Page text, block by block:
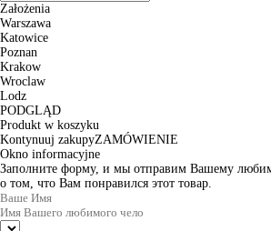
Założenia
Warszawa
Katowice
Poznan
Krakow
Wroclaw
Lodz
PODGLĄD
Produkt w koszyku
Kontynuuj zakupyZAMÓWIENIE
Okno informacyjne
Заполните форму, и мы отправим Вашему
о том, что Вам понравился этот товар.